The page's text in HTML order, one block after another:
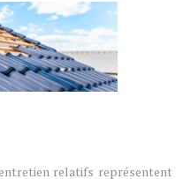
relatifs représentent